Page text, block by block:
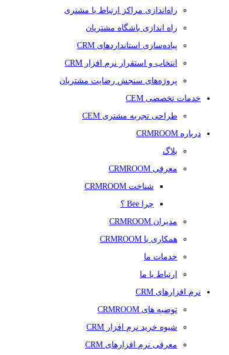
راه‌اندازی مراکز ارتباط با مشتری
راه اندازی باشگاه مشتریان
پیاده‌سازی استانداردهای CRM
انتخاب و استقرار نرم افزار CRM
پروژه‌های سنجش رضایت مشتریان
خدمات تخصصی CEM
طراحی تجربه مشتری CEM
درباره CRMROOM
بلاگ
معرفی CRMROOM
شناخت CRMROOM
چرا Bee ؟
مدیران CRMROOM
همکاری با CRMROOM
خدمات ما
ارتباط با ما
نرم افزارهای CRM
توصیه های CRMROOM
شیوه خرید نرم افزار CRM
معرفی نرم افزارهای CRM